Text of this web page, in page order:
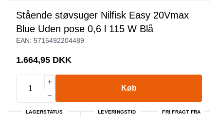
Stående støvsuger Nilfisk Easy 20Vmax
Blue Uden pose 0,6 l 115 W Blå
EAN: 5715492204489
1.664,95 DKK
Køb
LAGERSTATUS LEVERINGSTID FRI FRAGT FRA